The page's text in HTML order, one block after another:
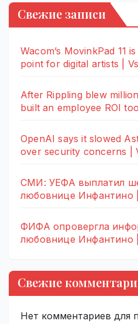
Свежие записи
Wacom’s MovinkPad 11
point for digital artists |
After Rippling blew
built an employee ROI
OpenAI says it slowed
over security concerns |
СМИ: УЕФА выплатил
любовнице Инфантино
ФИФА опровергла
любовнице Инфантино
Свежие
Нет комментариев для